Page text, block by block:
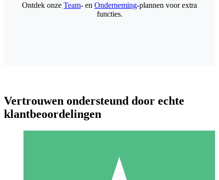
Ontdek onze Team- en Onderneming-plannen voor extra
functies.
Vertrouwen ondersteund door echte
klantbeoordelingen